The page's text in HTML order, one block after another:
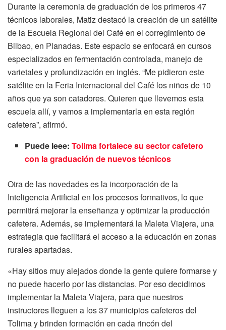
Durante la ceremonia de graduación de los primeros 47
técnicos laborales, Matiz destacó la creación de un satélite
de la Escuela Regional del Café en el corregimiento de
Bilbao, en Planadas. Este espacio se enfocará en cursos
especializados en fermentación controlada, manejo de
varietales y profundización en inglés. “Me pidieron este
satélite en la Feria Internacional del Café los niños de 10
años que ya son catadores. Quieren que llevemos esta
escuela allí, y vamos a implementarla en esta región
cafetera”, afirmó.
Puede leee:Tolima fortalece su sector cafetero
con la graduación de nuevos técnicos
Otra de las novedades es la incorporación de la
Inteligencia Artificial en los procesos formativos, lo que
permitirá mejorar la enseñanza y optimizar la producción
cafetera. Además, se implementará la Maleta Viajera, una
estrategia que facilitará el acceso a la educación en zonas
rurales apartadas.
«Hay sitios muy alejados donde la gente quiere formarse y
no puede hacerlo por las distancias. Por eso decidimos
implementar la Maleta Viajera, para que nuestros
instructores lleguen a los 37 municipios cafeteros del
Tolima y brinden formación en cada rincón del